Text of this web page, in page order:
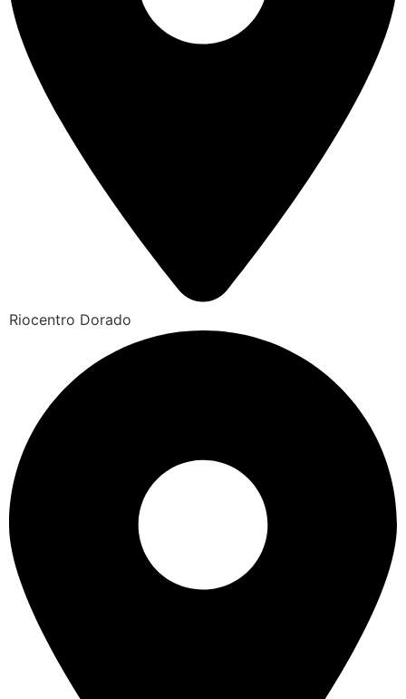
Riocentro Dorado